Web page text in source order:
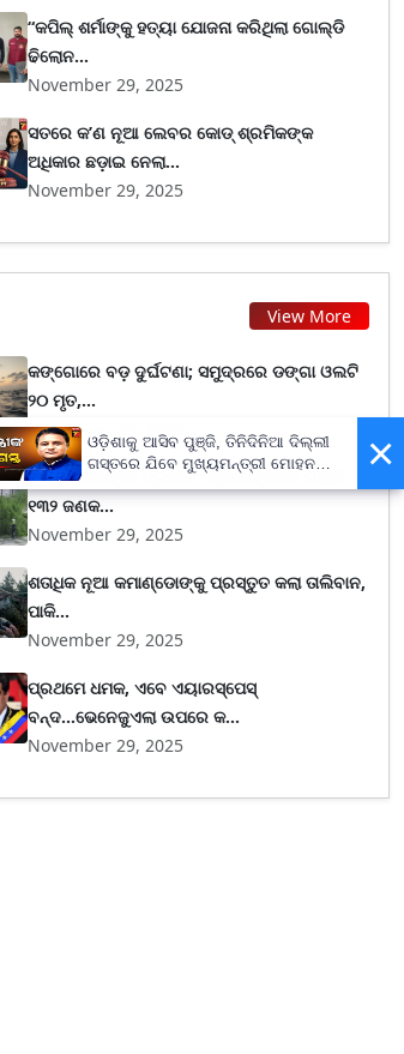
“କପିଲ୍ ଶର୍ମାଙ୍କୁ ହତ୍ୟା ଯୋଜନା କରିଥିଲା ଗୋଲ୍ଡି
ଢିଲୋନ...
November 29, 2025
ସତରେ କ’ଣ ନୂଆ ଲେବର କୋଡ୍‌ ଶ୍ରମିକଙ୍କ
ଅଧିକାର ଛଡ଼ାଇ ନେଲା...
November 29, 2025
View More
କଙ୍ଗୋରେ ବଡ଼ ଦୁର୍ଘଟଣା; ସମୁଦ୍ରରେ ଡଙ୍ଗା ଓଲଟି
୨୦ ମୃତ,...
November 29, 2025
ବାତ୍ୟା ‘ଡିଟଓ୍ବା’ ପ୍ରଭାବ; ଶ୍ରୀଲଙ୍କାରେ ଗଲାଣି
୧୩୨ ଜଣକ...
November 29, 2025
ଶତାଧିକ ନୂଆ କମାଣ୍ଡୋଙ୍କୁ ପ୍ରସ୍ତୁତ କଲା ତାଲିବାନ,
ପାକି...
November 29, 2025
ପ୍ରଥମେ ଧମକ, ଏବେ ଏୟାରସ୍ପେସ୍
ବନ୍ଦ...ଭେନେଜୁଏଲା ଉପରେ କ...
November 29, 2025
×
ଓଡ଼ିଶାକୁ ଆସିବ ପୁଞ୍ଜି, ତିନିଦିନିଆ ଦିଲ୍ଲୀ
ଗସ୍ତରେ ଯିବେ ମୁଖ୍ୟମନ୍ତ୍ରୀ ମୋହନ
ମାଝୀ